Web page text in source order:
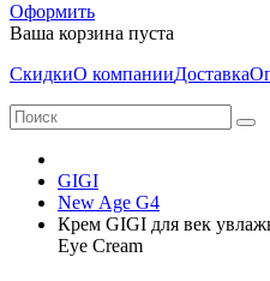
Оформить
Ваша корзина пуста
СкидкиО компанииДоставка
GIGI
New Age G4
Крем GIGI для век
Eye Сream